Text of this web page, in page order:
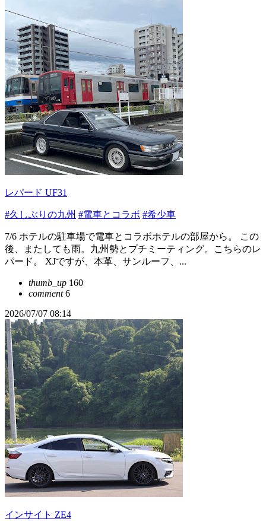
レパード UF31
#久しぶりの九州 #電車とコラボ #希少車
7/6 ホテルの駐車場で電車とコラボホテルの部屋から。 この
後、またしても雨。九州勢とプチミーティング。こちらのレ
パード。 XJですが、本革、サンルーフ、...
thumb_up 160
comment6
2026/07/07 08:14
インサイト ZE4